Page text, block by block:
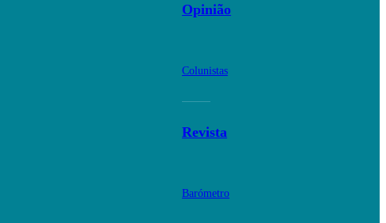
Opinião
Colunistas
Revista
Barómetro